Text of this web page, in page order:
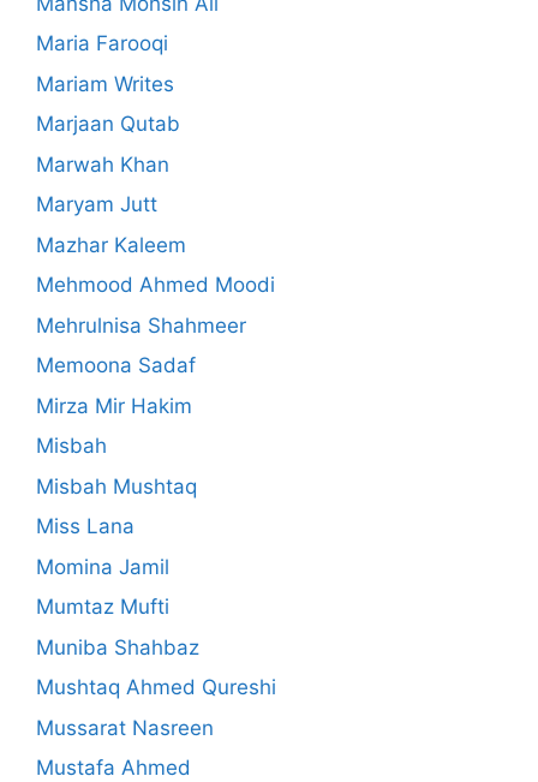
Maria Farooqi
Mariam Writes
Marjaan Qutab
Marwah Khan
Maryam Jutt
Mazhar Kaleem
Mehmood Ahmed Moodi
Mehrulnisa Shahmeer
Memoona Sadaf
Mirza Mir Hakim
Misbah
Misbah Mushtaq
Miss Lana
Momina Jamil
Mumtaz Mufti
Muniba Shahbaz
Mushtaq Ahmed Qureshi
Mussarat Nasreen
Mustafa Ahmed